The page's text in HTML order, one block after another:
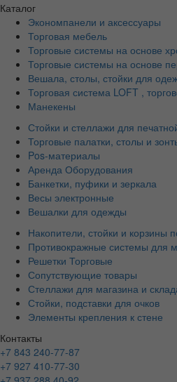
Каталог
Экономпанели и аксессуары
Торговая мебель
Торговые системы на основе
Торговые системы на основе
Вешала, столы, стойки для
Торговая система LOFT ,
Манекены
Стойки и стеллажи для
Торговые палатки, столы и
Pos-материалы
Аренда Оборудования
Банкетки, пуфики и зеркала
Весы электронные
Вешалки для одежды
Накопители, стойки и корзины
Противокражные системы для
Решетки Торговые
Сопутствующие товары
Стеллажи для магазина и
Стойки, подставки для очков
Элементы крепления к стене
Контакты
+7 843 240-77-87
+7 927 410-77-30